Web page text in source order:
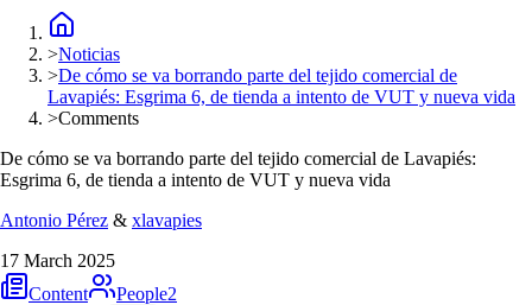
>Noticias
>De cómo se va borrando parte del tejido comercial de
Lavapiés: Esgrima 6, de tienda a intento de VUT y nueva vida
>Comments
De cómo se va borrando parte del tejido comercial de Lavapiés:
Esgrima 6, de tienda a intento de VUT y nueva vida
Antonio Pérez & xlavapies
17 March 2025
Content
People2